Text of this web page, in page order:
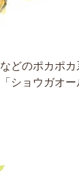
どのポカポカ
ショウガオー